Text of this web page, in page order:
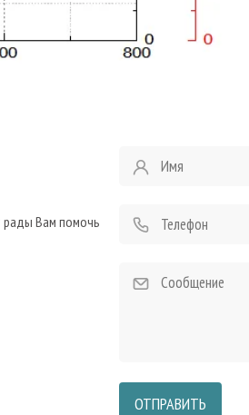
рады Вам помочь
ОТПРАВИТЬ